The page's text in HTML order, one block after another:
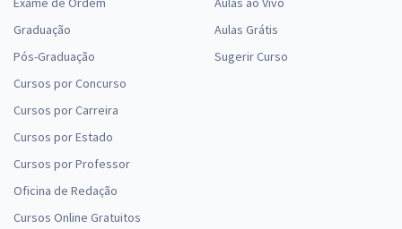
Graduação
Pós-Graduação
Cursos por Concurso
Cursos por Carreira
Cursos por Estado
Cursos por Professor
Oficina de Redação
Cursos Online Gratuitos
Aulas Grátis
Sugerir Curso